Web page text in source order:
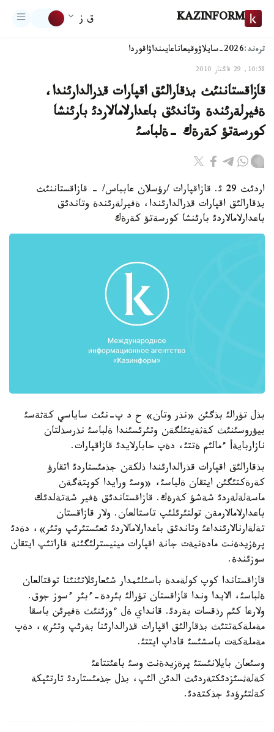
KAZINFORM ق ز
ترەند:2026-سايلاۋ وقيعاتاعايىنداۋاقوردا
16:58, 29 قاڭتار 2010
قازاقستاننئث بذقارالئق اقپارات قذرالدارئندا،
ةفيرلةرئندة وتاندئق باعدارلامالاردئ بارئنشا
كورسةتؤ كةرةك -ةلباسئ
اردئث 29 ئ. قازاقپارات /رؤسلان عابباس/ - قازاقستاننئث
بذقارالئق اقپارات قذرالدارئندا، ةفيرلةرئندة وتاندئق
باعدارلامالاردئ بارئنشا كورسةتؤ كةرةك
بذل تؤرالئ بذگئن «نذر وتان» ح د پ-نئث ساياسي كةثةسئ
بيؤروسئنئث كةثةيتئلگةن وتئرئسئندا ةلباسئ نذرسذلتان
نازاربايةأ ءمالئم ةتتئ، دةپ حابارلايدئ قازاقپارات.
بذقارالئق اقپارات قذرالدارئندا ذلكةن جذمئستاردئ اتقارؤ
كةرةكتئگئن ايتقان ةلباسئ، «وسئ ورايدا كوپتةگةن
ماسةلةلةردئ شةشؤ كةرةك. قازاقستاندئق ةفير شةتةلدئك
باعدارلامالارمةن تولتئرئلئپ تاستالعان. ولار قازاقستان
تةلةارنالارئنداعئ وتاندئق باعدارلامالاردئ ئعئستئرئپ وتئر»، دةدئ
پرةزيدةنت مادةنيةت جانة اقپارات مينيسترلئگئنة قاراتئپ ايتقان
سوزئندة.
قازاقستاندا كوپ كولةمدة باسئلئمدار شئعارئلاتئنئنا توقتالعان
ةلباسئ، الايدا وندا قازاقستان تؤرالئ بئردة-ءبئر ءسوز جوق.
ولارعا كئم رذقسات بةردئ. قانداي ةل ءوزئنئث ةفيرئن باسقا
مةملةكةتتئث بذقارالئق اقپارات قذرالدارئنا بةرئپ وتئر»، دةپ
مةملةكةت باسشئسئ قاداپ ايتتئ.
وسئعان بايلانئستئ پرةزيدةنت وسئ باعئتتاعئ
كةلةثسئزدئكتةردئث الدئن الئپ، بذل جذمئستاردئ تارتئپكة
كةلتئرؤدئ جذكتةدئ.